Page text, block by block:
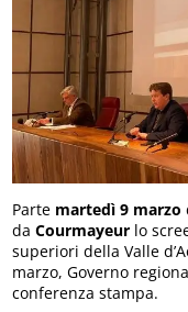
Parte martedì 9 marzo
daCourmayeur lo
superiori della Valle
marzo, Governo
conferenza stampa.